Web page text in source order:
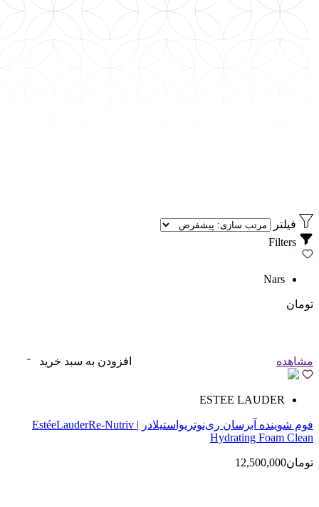
فیلتر
Nars
تومان
مشاهده افزودن به سبد خرید
ESTEE LAUDER
فوم شوینده آبرسان ری‌نوتریواستیلادر | EstéeLauderRe-Nutriv
Hydrating Foam Clean
تومان12,500,000